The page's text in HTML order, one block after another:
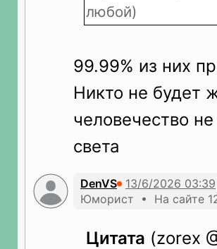
любой)
99.99% из них
Никто не будет
человечество
света
DenVS
Юморист • На сайте
Цитата (zorex